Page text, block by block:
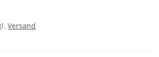
Versand